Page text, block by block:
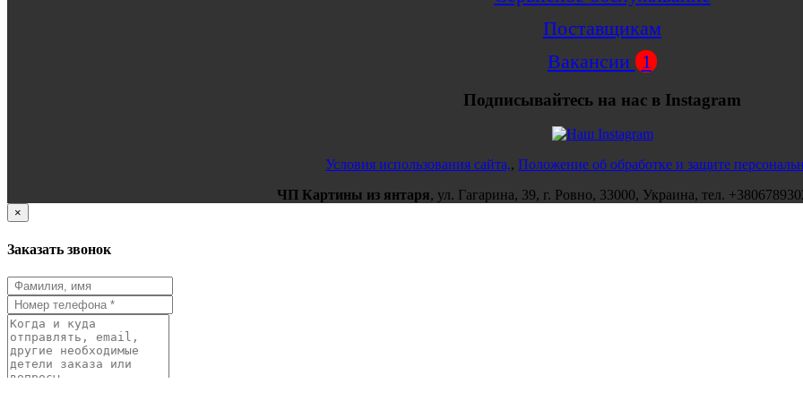
Поставщикам
Вакансии 1
Подписывайтесь на нас в Instagram
Условия использования сайта,, Положение об обработке и защите
ЧП Картины из янтаря, ул. Гагарина, 39, г. Ровно, 33000, Украина, тел.
×
Заказать звонок